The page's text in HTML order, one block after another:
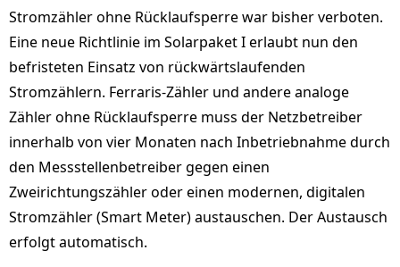
Stromzähler ohne Rücklaufsperre war bisher verboten.
Eine neue Richtlinie im Solarpaket I erlaubt nun den
befristeten Einsatz von rückwärtslaufenden
Stromzählern. Ferraris-Zähler und andere analoge
Zähler ohne Rücklaufsperre muss der Netzbetreiber
innerhalb von vier Monaten nach Inbetriebnahme durch
den Messstellenbetreiber gegen einen
Zweirichtungszähler oder einen modernen, digitalen
Stromzähler (Smart Meter) austauschen. Der Austausch
erfolgt automatisch.